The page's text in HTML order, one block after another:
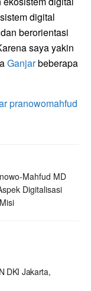
digital
berorientasi
saya yakin
Ganjarbeberapa
pranowomahfud
Mahfud MD
Digitalisasi
DKI Jakarta,